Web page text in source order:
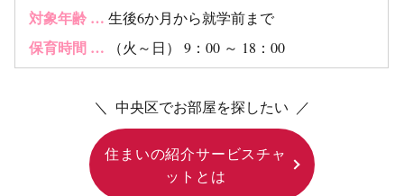
対象年齢 … 生後6か月から就学前まで
保育時間 … （火～日） 9：00 ～ 18：00
＼ 中央区でお部屋を探したい ／
住まいの紹介サービスチャ
ットとは